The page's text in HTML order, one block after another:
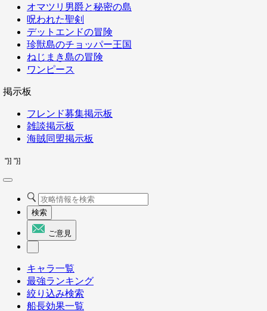
オマツリ男爵と秘密の島
呪われた聖剣
デットエンドの冒険
珍獣島のチョッパー王国
ねじまき島の冒険
ワンピース
掲示板
フレンド募集掲示板
雑談掲示板
海賊同盟掲示板
"}] "}]
検索
ご意見
キャラ一覧
最強ランキング
絞り込み検索
船長効果一覧